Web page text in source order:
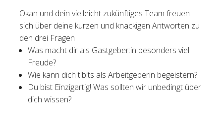
Okan und dein vielleicht zukünftiges Team freuen
sich über deine kurzen und knackigen Antworten zu
den drei Fragen
Was macht dir als Gastgeber:in besonders viel
Freude?
Wie kann dich tibits als Arbeitgeberin begeistern?
Du bist Einzigartig! Was sollten wir unbedingt über
dich wissen?